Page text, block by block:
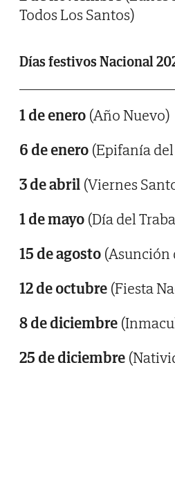
Todos Los Santos)
Días festivos Nacional
1 de enero (Año Nuevo)
6 de enero (Epifanía
3 de abril (Viernes
1 de mayo (Día del
15 de agosto (Asunción
12 de octubre (Fiesta
8 de diciembre
25 de diciembre